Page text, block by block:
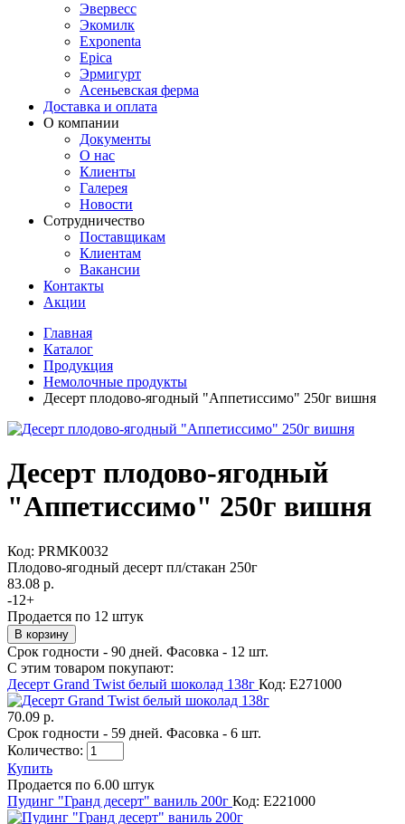
Эвервесс
Экомилк
Exponenta
Epica
Эрмигурт
Асеньевская ферма
Доставка и оплата
О компании
Документы
О нас
Клиенты
Галерея
Новости
Сотрудничество
Поставщикам
Клиентам
Вакансии
Контакты
Акции
Главная
Каталог
Продукция
Немолочные продукты
Десерт плодово-ягодный "Аппетиссимо" 250г вишня
Десерт плодово-ягодный
"Аппетиссимо" 250г вишня
Код: PRMK0032
Плодово-ягодный десерт пл/стакан 250г
83.08 р.
-12+
Продается по 12 штук
Срок годности - 90 дней. Фасовка - 12 шт.
С этим товаром покупают:
Десерт Grand Twist белый шоколад 138г Код: E271000
70.09 р.
Срок годности - 59 дней. Фасовка - 6 шт.
Количество:
Купить
Продается по 6.00 штук
Пудинг "Гранд десерт" ваниль 200г Код: E221000